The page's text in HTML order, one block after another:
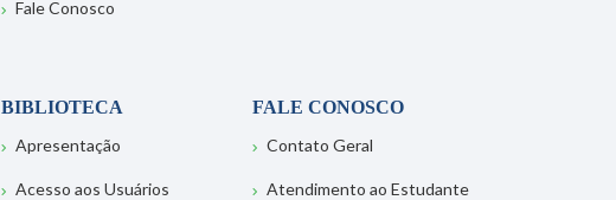
Fale Conosco
BIBLIOTECA
Apresentação
Acesso aos Usuários
FALE CONOSCO
Contato Geral
Atendimento ao Estudante